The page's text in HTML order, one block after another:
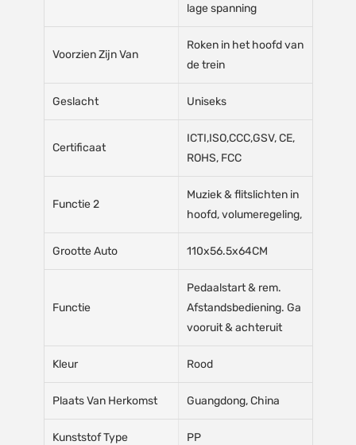
lage spanning
Voorzien Zijn Van
Roken in het hoofd van
de trein
Geslacht Uniseks
Certificaat
ICTI,ISO,CCC,GSV, CE,
ROHS, FCC
Functie 2
Muziek & flitslichten in
hoofd, volumeregeling,
Grootte Auto 110x56.5x64CM
Functie
Pedaalstart & rem.
Afstandsbediening. Ga
vooruit & achteruit
Kleur Rood
Plaats Van Herkomst Guangdong, China
Kunststof Type PP